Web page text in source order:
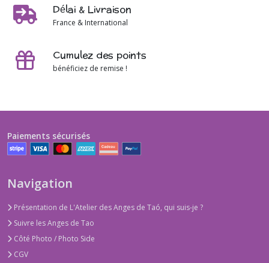
Délai & Livraison
France & International
Cumulez des points
bénéficiez de remise !
Paiements sécurisés
Navigation
Présentation de L'Atelier des Anges de Taó, qui suis-je ?
Suivre les Anges de Tao
Côté Photo / Photo Side
CGV